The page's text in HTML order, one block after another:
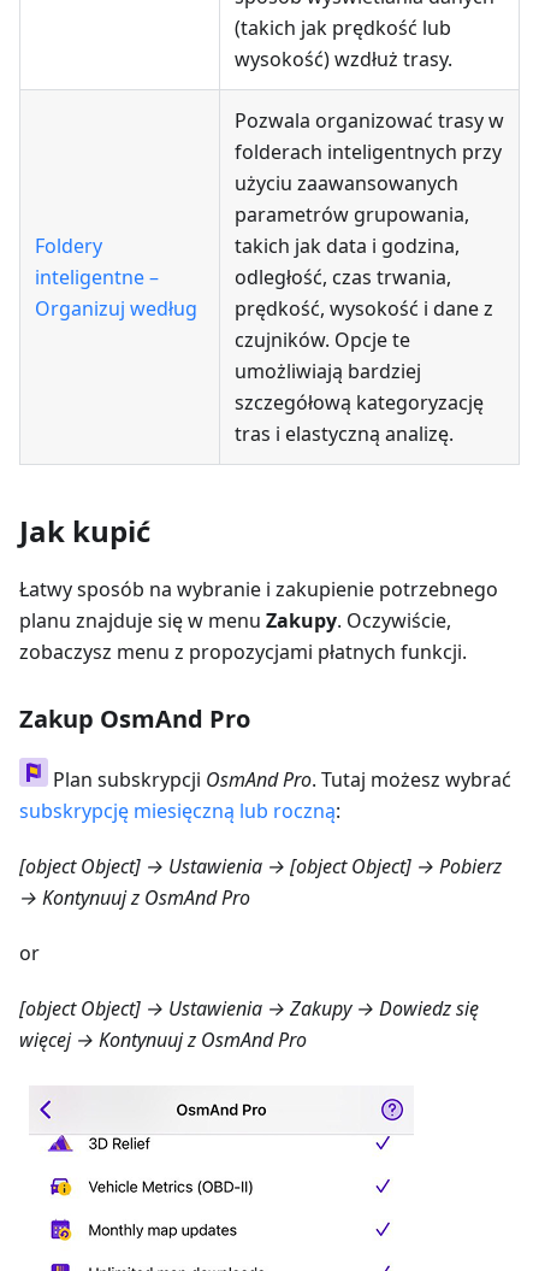
(takich jak prędkość lub
wysokość) wzdłuż trasy.
Foldery
inteligentne –
Organizuj według
Pozwala organizować trasy w
folderach inteligentnych przy
użyciu zaawansowanych
parametrów grupowania,
takich jak data i godzina,
odległość, czas trwania,
prędkość, wysokość i dane z
czujników. Opcje te
umożliwiają bardziej
szczegółową kategoryzację
tras i elastyczną analizę.
Jak kupić
Łatwy sposób na wybranie i zakupienie potrzebnego
planu znajduje się w menu Zakupy. Oczywiście,
zobaczysz menu z propozycjami płatnych funkcji.
Zakup OsmAnd Pro
Plan subskrypcji OsmAnd Pro. Tutaj możesz wybrać
subskrypcję miesięczną lub roczną:
[object Object] → Ustawienia → [object Object] → Pobierz
→ Kontynuuj z OsmAnd Pro
or
[object Object] → Ustawienia → Zakupy → Dowiedz się
więcej→ Kontynuuj z OsmAnd Pro